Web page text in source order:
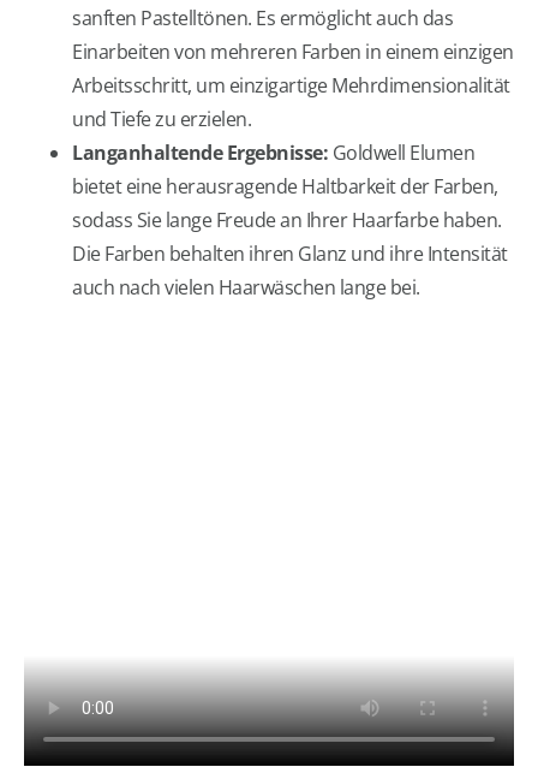
sanften Pastelltönen. Es ermöglicht auch das
Einarbeiten von mehreren Farben in einem einzigen
Arbeitsschritt, um einzigartige Mehrdimensionalität
und Tiefe zu erzielen.
Langanhaltende Ergebnisse: Goldwell Elumen
bietet eine herausragende Haltbarkeit der Farben,
sodass Sie lange Freude an Ihrer Haarfarbe haben.
Die Farben behalten ihren Glanz und ihre Intensität
auch nach vielen Haarwäschen lange bei.